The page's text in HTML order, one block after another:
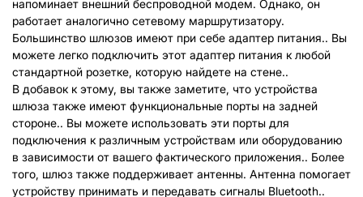
напоминает внешний беспроводной модем. Однако, он
работает аналогично сетевому маршрутизатору.
Большинство шлюзов имеют при себе адаптер питания.. Вы
можете легко подключить этот адаптер питания к любой
стандартной розетке, которую найдете на стене..
В добавок к этому, вы также заметите, что устройства
шлюза также имеют функциональные порты на задней
стороне.. Вы можете использовать эти порты для
подключения к различным устройствам или оборудованию
в зависимости от вашего фактического приложения.. Более
того, шлюз также поддерживает антенны. Антенна помогает
устройству принимать и передавать сигналы Bluetooth..